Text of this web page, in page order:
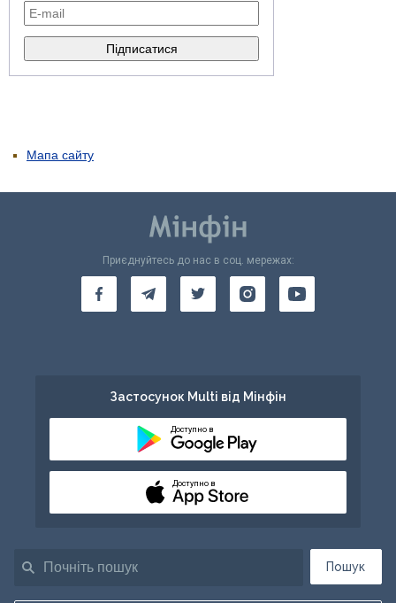
Мапа сайту
Пошук
Приєднуйтесь до нас в соц. мережах:
Застосунок Multi від Мінфін
Доступно в
Доступно в